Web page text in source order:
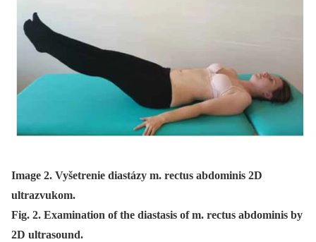
Image 2. Vyšetrenie diastázy m. rectus abdominis 2D
ultrazvukom.
Fig. 2. Examination of the diastasis of m. rectus abdominis by
2D ultrasound.